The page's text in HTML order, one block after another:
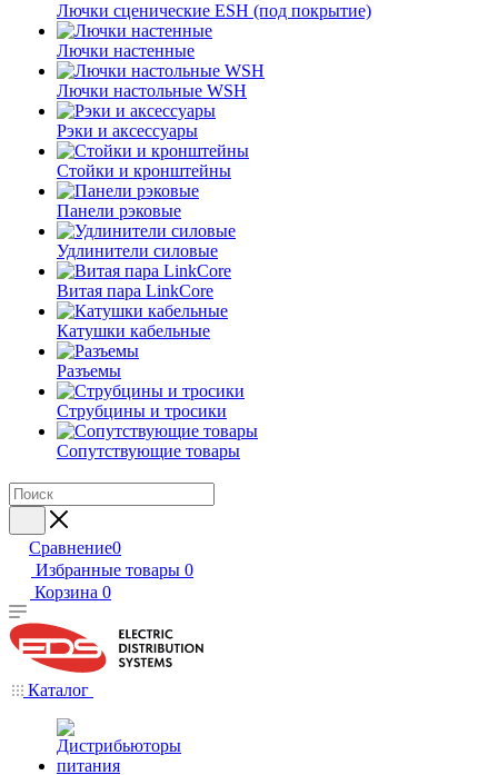
Лючки сценические ESH (под покрытие)
Лючки настенные
Лючки настольные WSH
Рэки и аксессуары
Стойки и кронштейны
Панели рэковые
Удлинители силовые
Витая пара LinkCore
Катушки кабельные
Разъемы
Струбцины и тросики
Сопутствующие товары
Сравнение0
Избранные товары 0
Корзина 0
Каталог